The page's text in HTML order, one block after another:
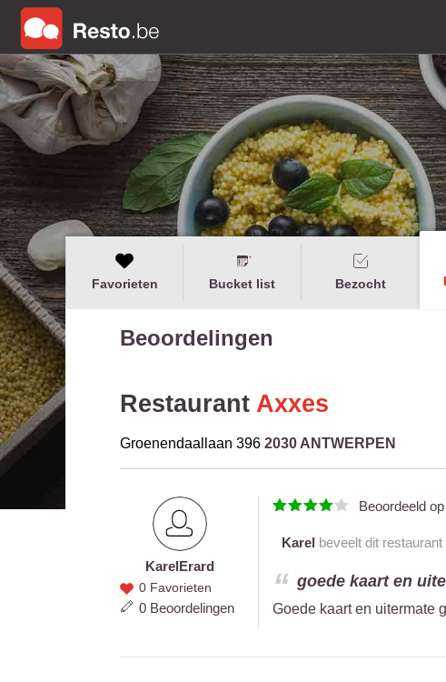
Favorieten Bucket list Bezocht
Beoordelingen
Restaurant Axxes
Groenendaallaan 396 2030 ANTWERPEN
Karel
Erard
KarelErard
0 Favorieten
0 Beoordelingen
Beoordeeld op
Karel beveelt dit restaurant
goede kaart en
Goede kaart en uitermate